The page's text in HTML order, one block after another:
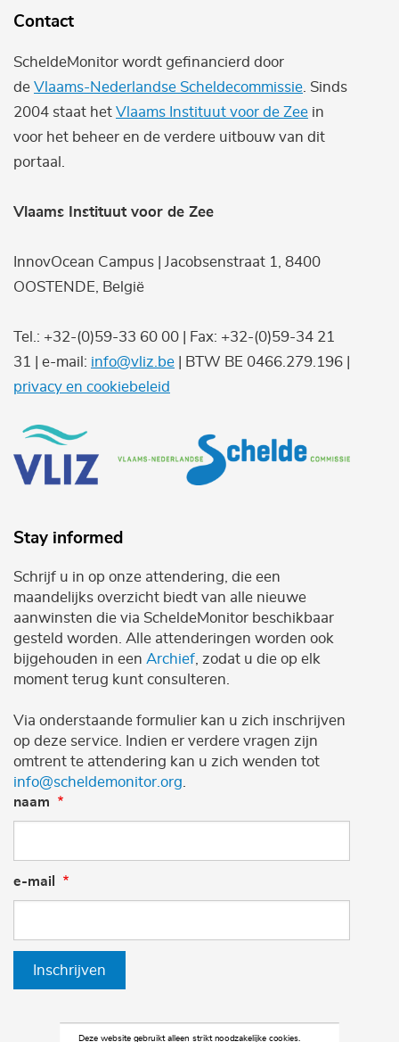
Contact
ScheldeMonitor wordt gefinancierd door
de Vlaams-Nederlandse Scheldecommissie. Sinds
2004 staat het Vlaams Instituut voor de Zee in
voor het beheer en de verdere uitbouw van dit
portaal.
Vlaams Instituut voor de Zee
InnovOcean Campus | Jacobsenstraat 1, 8400
OOSTENDE, België
Tel.: +32-(0)59-33 60 00 | Fax: +32-(0)59-34 21
31 | e-mail: info@vliz.be | BTW BE 0466.279.196 |
privacy en cookiebeleid
Stay informed
Schrijf u in op onze attendering, die een
maandelijks overzicht biedt van alle nieuwe
aanwinsten die via ScheldeMonitor beschikbaar
gesteld worden. Alle attenderingen worden ook
bijgehouden in een Archief , zodat u die op elk
moment terug kunt consulteren.
Via onderstaande formulier kan u zich inschrijven
op deze service. Indien er verdere vragen zijn
omtrent te attendering kan u zich wenden tot
info@scheldemonitor.org
naam
e-mail
Inschrijven
Deze website gebruikt alleen strikt noodzakelijke cookies.